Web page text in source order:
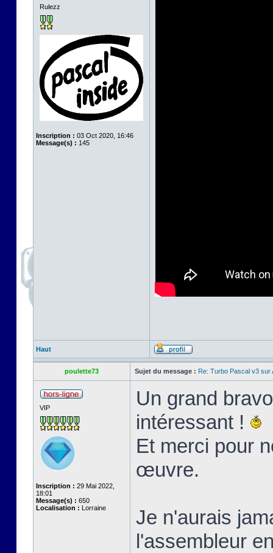
Rulezz
Inscription : 03 Oct 2020, 16:46
Message(s) : 145
Haut
poulette73 Sujet du message : Re: Turbo Pascal v3 sur
VIP
Inscription : 29 Mai 2022,
18:01
Message(s) : 650
Localisation : Lorraine
Un grand
intéressant !
Et merci pour
œuvre.
Je n'aurais
l'assembleur